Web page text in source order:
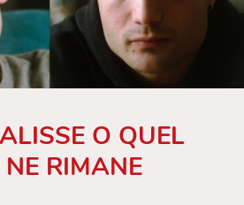
O QUEL
NE RIMANE